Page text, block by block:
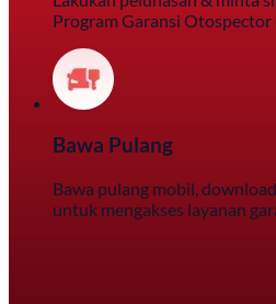
Program Garansi Otospector
Bawa Pulang
Bawa pulang mobil,
untuk mengakses layanan